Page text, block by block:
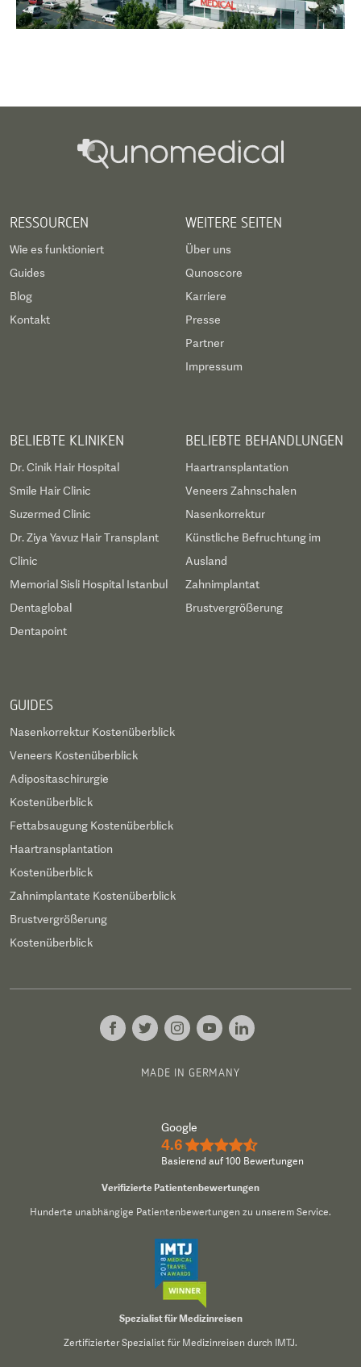
RESSOURCEN
Wie es funktioniert
Guides
Blog
Kontakt
WEITERE SEITEN
Über uns
Qunoscore
Karriere
Presse
Partner
Impressum
BELIEBTE KLINIKEN
Dr. Cinik Hair Hospital
Smile Hair Clinic
Suzermed Clinic
Dr. Ziya Yavuz Hair Transplant
Clinic
Memorial Sisli Hospital Istanbul
Dentaglobal
Dentapoint
BELIEBTE BEHANDLUNGEN
Haartransplantation
Veneers Zahnschalen
Nasenkorrektur
Künstliche Befruchtung im
Ausland
Zahnimplantat
Brustvergrößerung
GUIDES
Nasenkorrektur Kostenüberblick
Veneers Kostenüberblick
Adipositaschirurgie
Kostenüberblick
Fettabsaugung Kostenüberblick
Haartransplantation
Kostenüberblick
Zahnimplantate Kostenüberblick
Brustvergrößerung
Kostenüberblick
MADE IN GERMANY
Google
4.6 ★★★★½
Basierend auf 100 Bewertungen
Verifizierte Patientenbewertungen
Hunderte unabhängige Patientenbewertungen zu unserem Service.
Spezialist für Medizinreisen
Zertifizierter Spezialist für Medizinreisen durch IMTJ.